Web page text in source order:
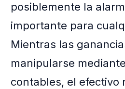
posiblemente la
importante para
Mientras las
manipularse
contables, el efectivo